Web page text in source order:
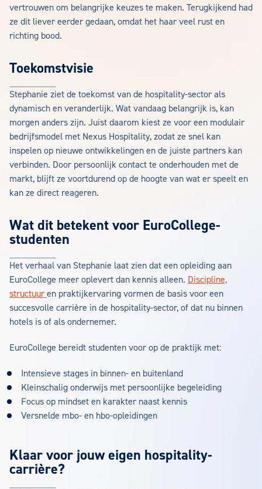
vertrouwen om belangrijke keuzes te maken. Terugkijkend had
ze dit liever eerder gedaan, omdat het haar veel rust en
richting bood.
Toekomstvisie
Stephanie ziet de toekomst van de hospitality-sector als
dynamisch en veranderlijk. Wat vandaag belangrijk is, kan
morgen anders zijn. Juist daarom kiest ze voor een modulair
bedrijfsmodel met Nexus Hospitality, zodat ze snel kan
inspelen op nieuwe ontwikkelingen en de juiste partners kan
verbinden. Door persoonlijk contact te onderhouden met de
markt, blijft ze voortdurend op de hoogte van wat er speelt en
kan ze direct reageren.
Wat dit betekent voor EuroCollege-
studenten
Het verhaal van Stephanie laat zien dat een opleiding aan
EuroCollege meer oplevert dan kennis alleen. Discipline,
structuuren praktijkervaring vormen de basis voor een
succesvolle carrière in de hospitality-sector, of dat nu binnen
hotels is of als ondernemer.
EuroCollege bereidt studenten voor op de praktijk met:
Intensieve stages in binnen- en buitenland
Kleinschalig onderwijs met persoonlijke begeleiding
Focus op mindset en karakter naast kennis
Versnelde mbo- en hbo-opleidingen
Klaar voor jouw eigen hospitality-
carrière?